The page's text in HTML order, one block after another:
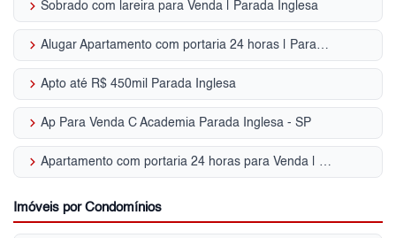
keyboard_arrow_right Sobrado com lareira para Venda | Parada Inglesa
keyboard_arrow_right Alugar Apartamento com portaria 24 horas | Parada Inglesa
keyboard_arrow_right Apto até R$ 450mil Parada Inglesa
keyboard_arrow_right Ap Para Venda C Academia Parada Inglesa - SP
keyboard_arrow_right Apartamento com portaria 24 horas para Venda | Parada Inglesa
Imóveis por Condomínios